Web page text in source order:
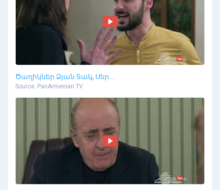
Ծաղիկներ Ձյան Տակ, Սեր...
Source: PanArmenian TV